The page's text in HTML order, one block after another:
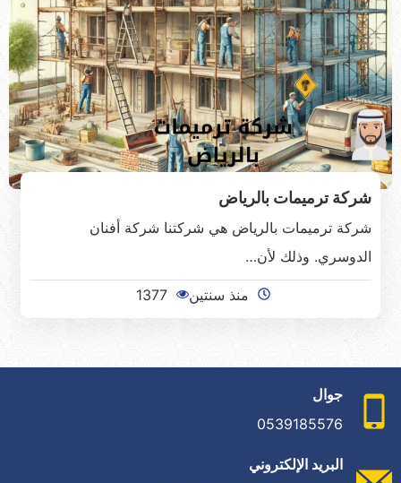
شركة ترميمات بالرياض
شركة ترميمات بالرياض هي شركتنا شركة أفنان
الدوسري. وذلك لأن…
منذ سنتين 1377
جوال
0539185576
البريد الإلكتروني